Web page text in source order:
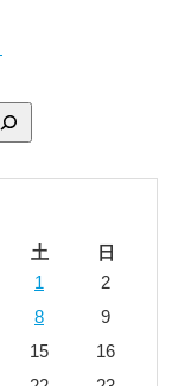
土
日
1
2
8
9
15
16